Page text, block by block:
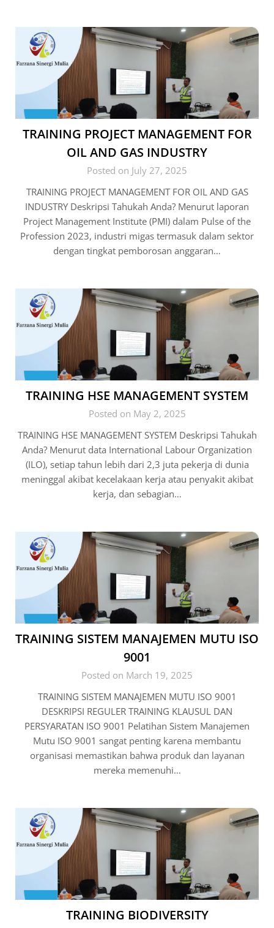
TRAINING PROJECT MANAGEMENT FOR
OIL AND GAS INDUSTRY
Posted on July 27, 2025
TRAINING PROJECT MANAGEMENT FOR OIL AND GAS
INDUSTRY Deskripsi Tahukah Anda? Menurut laporan
Project Management Institute (PMI) dalam Pulse of the
Profession 2023, industri migas termasuk dalam sektor
dengan tingkat pemborosan anggaran…
TRAINING HSE MANAGEMENT SYSTEM
Posted on May 2, 2025
TRAINING HSE MANAGEMENT SYSTEM Deskripsi Tahukah
Anda? Menurut data International Labour Organization
(ILO), setiap tahun lebih dari 2,3 juta pekerja di dunia
meninggal akibat kecelakaan kerja atau penyakit akibat
kerja, dan sebagian…
TRAINING SISTEM MANAJEMEN MUTU ISO
9001
Posted on March 19, 2025
TRAINING SISTEM MANAJEMEN MUTU ISO 9001
DESKRIPSI REGULER TRAINING KLAUSUL DAN
PERSYARATAN ISO 9001 Pelatihan Sistem Manajemen
Mutu ISO 9001 sangat penting karena membantu
organisasi memastikan bahwa produk dan layanan
mereka memenuhi…
TRAINING BIODIVERSITY